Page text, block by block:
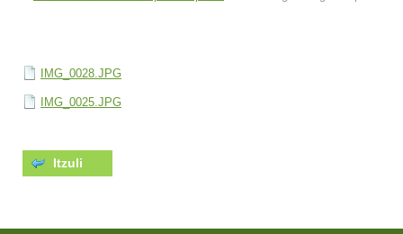
IMG_0028.JPG
IMG_0025.JPG
Itzuli